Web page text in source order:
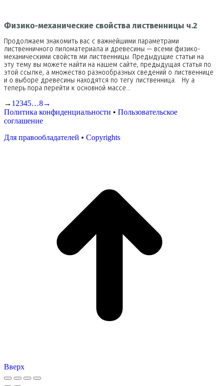
Физико-механические свойства лиственницы ч.2
Продолжаем знакомить вас с важнейшими параметрами
лиственничного пиломатериала и древесины — всеми физико-
механическими свойств ми лиственницы. Предыдущие статьи на
эту тему вы можете найти на нашем сайте, предыдущая статья по
этой ссылке, а множество разнообразных сведений о лиственнице
и о выборе древесины находятся по тегу лиственница. Ну а
теперь пора перейти к основной массе…
→ 1 2345…8→
Политика конфиденциальности • Пользовательское
соглашение
Для правообладателей • Copyrights
Вверх